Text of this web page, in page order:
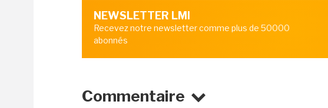
NEWSLETTER LMI
Recevez notre newsletter comme plus de 50000
abonnés
Commentaire